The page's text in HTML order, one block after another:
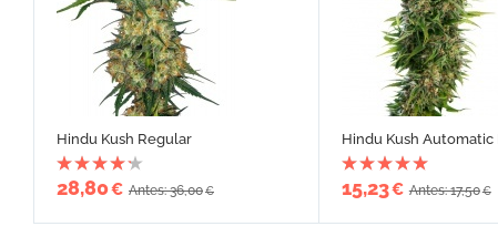
Hindu Kush Regular
28,80€ Antes: 36,00€
Hindu Kush Automatic
15,23€ Antes: 17,50€